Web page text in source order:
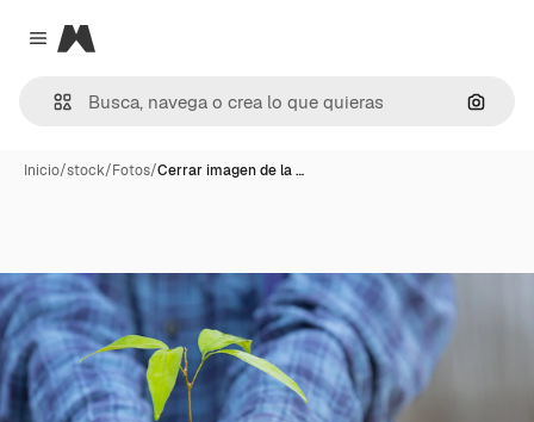
Close menu
Magnific
Inicio/stock/Fotos/Cerrar imagen de la …